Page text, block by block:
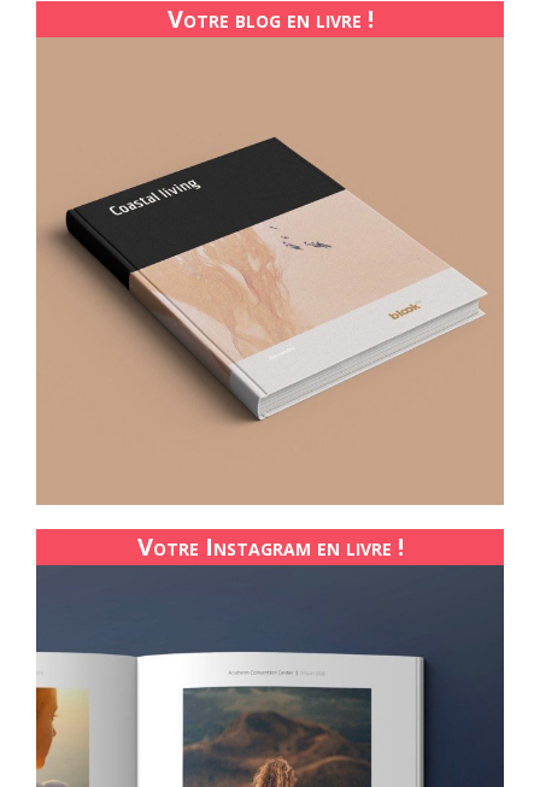
Votre blog en livre !
Votre Instagram en livre !